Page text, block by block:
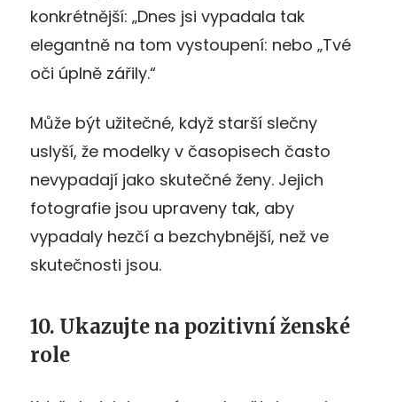
konkrétnější: „Dnes jsi vypadala tak
elegantně na tom vystoupení: nebo „Tvé
oči úplně zářily.“
Může být užitečné, když starší slečny
uslyší, že modelky v časopisech často
nevypadají jako skutečné ženy. Jejich
fotografie jsou upraveny tak, aby
vypadaly hezčí a bezchybnější, než ve
skutečnosti jsou.
10. Ukazujte na pozitivní ženské
role